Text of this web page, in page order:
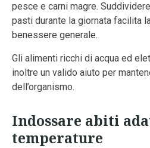
pesce e carni magre.
pasti durante la giornata facilita
benessere generale.
Gli alimenti ricchi di acqua ed
inoltre un valido aiuto per
dell’organismo.
Indossare abiti
temperature